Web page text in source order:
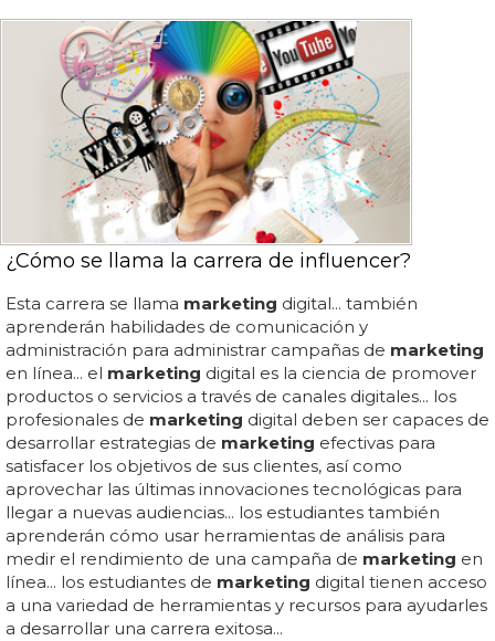
¿Cómo se llama la carrera de influencer?
Esta carrera se llama marketing digital... también
aprenderán habilidades de comunicación y
administración para administrar campañas de marketing
en línea... el marketing digital es la ciencia de promover
productos o servicios a través de canales digitales... los
profesionales de marketing digital deben ser capaces de
desarrollar estrategias de marketing efectivas para
satisfacer los objetivos de sus clientes, así como
aprovechar las últimas innovaciones tecnológicas para
llegar a nuevas audiencias... los estudiantes también
aprenderán cómo usar herramientas de análisis para
medir el rendimiento de una campaña de marketing en
línea... los estudiantes de marketing digital tienen acceso
a una variedad de herramientas y recursos para ayudarles
a desarrollar una carrera exitosa...